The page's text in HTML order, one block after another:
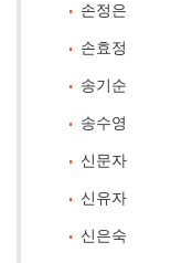
손정은
손효정
송기순
송수영
신문자
신유자
신은숙